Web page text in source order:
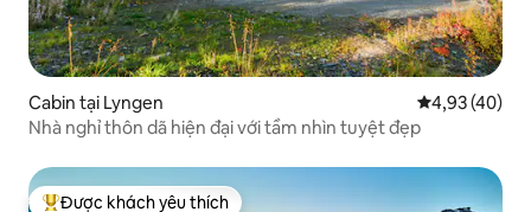
Cabin tại Lyngen Xếp hạng
4,93 (40)
Nhà nghỉ thôn dã hiện đại với tầm nhìn tuyệt đẹp
Được khách yêu thích